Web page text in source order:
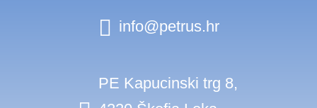
info@petrus.hr
PE Kapucinski trg 8,